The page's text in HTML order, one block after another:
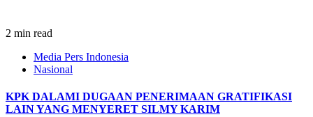
2 min read
Media Pers Indonesia
Nasional
KPK DALAMI DUGAAN PENERIMAAN GRATIFIKASI
LAIN YANG MENYERET SILMY KARIM